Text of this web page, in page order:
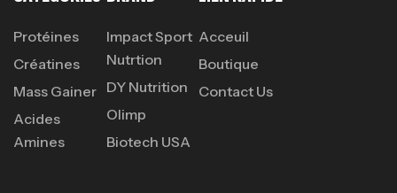
د.ت150
Protein Matrix – 2000g – 7Nutrition
PROTEIN
د.ت
Protéines
Créatines
Mass Gainer
Acides
Amines
Impact Sport
Nutrtion
DY Nutrition
Olimp
Biotech USA
Acceuil
Boutique
Contact Us